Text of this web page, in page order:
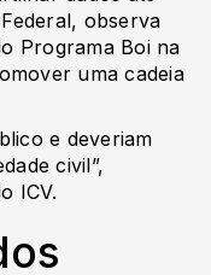
observa
Programa Boi na
uma cadeia
e deveriam
civil”,
ICV.